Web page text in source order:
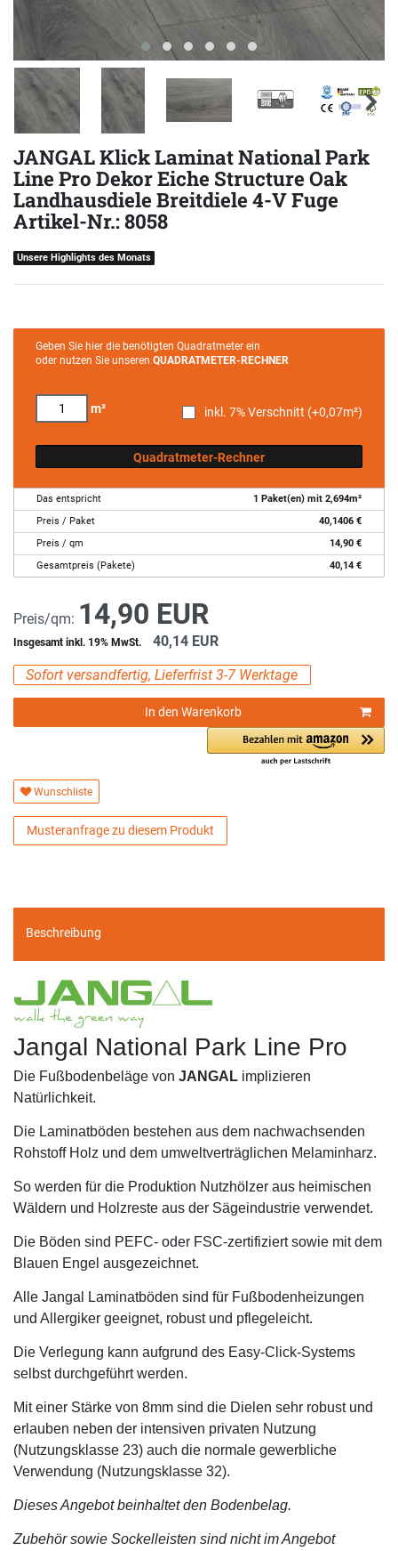
JANGAL Klick Laminat National Park
Line Pro Dekor Eiche Structure Oak
Landhausdiele Breitdiele 4-V Fuge
Artikel-Nr.: 8058
Unsere Highlights des Monats
Geben Sie hier die benötigten Quadratmeter ein
oder nutzen Sie unseren QUADRATMETER-RECHNER
m² inkl. 7% Verschnitt (+0,07m²)
Quadratmeter-Rechner
Das entspricht 1 Paket(en) mit 2,694m²
Preis / Paket
40,1406 €
Preis / qm
14,90 €
Gesamtpreis (Pakete)
40,14 €
Preis/qm: 14,90 EUR
Insgesamt inkl. 19% MwSt. 40,14 EUR
Sofort versandfertig, Lieferfrist 3-7 Werktage
In den Warenkorb
Wunschliste
Musteranfrage zu diesem Produkt
Beschreibung
Jangal National Park Line Pro
Die Fußbodenbeläge von JANGAL implizieren
Natürlichkeit.
Die Laminatböden bestehen aus dem nachwachsenden
Rohstoff Holz und dem umweltverträglichen Melaminharz.
So werden für die Produktion Nutzhölzer aus heimischen
Wäldern und Holzreste aus der Sägeindustrie verwendet.
Die Böden sind PEFC- oder FSC-zertifiziert sowie mit dem
Blauen Engel ausgezeichnet.
Alle Jangal Laminatböden sind für Fußbodenheizungen
und Allergiker geeignet, robust und pflegeleicht.
Die Verlegung kann aufgrund des Easy-Click-Systems
selbst durchgeführt werden.
Mit einer Stärke von 8mm sind die Dielen sehr robust und
erlauben neben der intensiven privaten Nutzung
(Nutzungsklasse 23) auch die normale gewerbliche
Verwendung (Nutzungsklasse 32).
Dieses Angebot beinhaltet den Bodenbelag.
Zubehör sowie Sockelleisten sind nicht im Angebot